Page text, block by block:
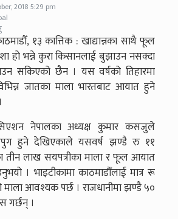
2018 5:29 pm
१३ कात्तिक : खाद्यान्नका साथै फूल
हो भन्ने कुरा किसानलाई बुझाउन नसक्दा
सकिएको छैन । यस वर्षको तिहारमा
जातका माला भारतबाट आयात हुने
नेपालका अध्यक्ष कुमार कसजुले
हुने देखिएकाले यसवर्ष झण्डै रु ११
तीन लाख सयपत्रीका माला र फूल आयात
। भाइटीकामा काठमाडौँलाई मात्र रू
आवश्यक पर्छ । राजधानीमा झण्डै ५०
गर्छन् ।